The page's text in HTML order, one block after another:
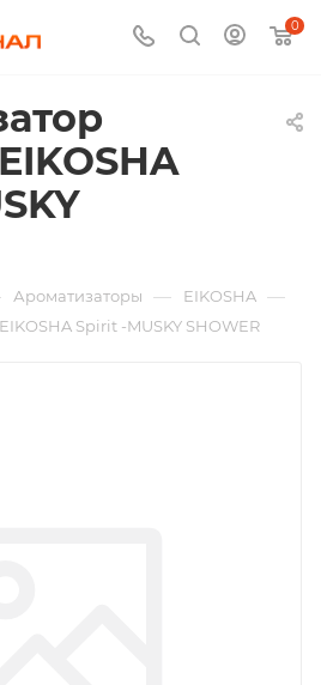
0
Ароматизаторы — EIKOSHA —
Spirit -MUSKY SHOWER